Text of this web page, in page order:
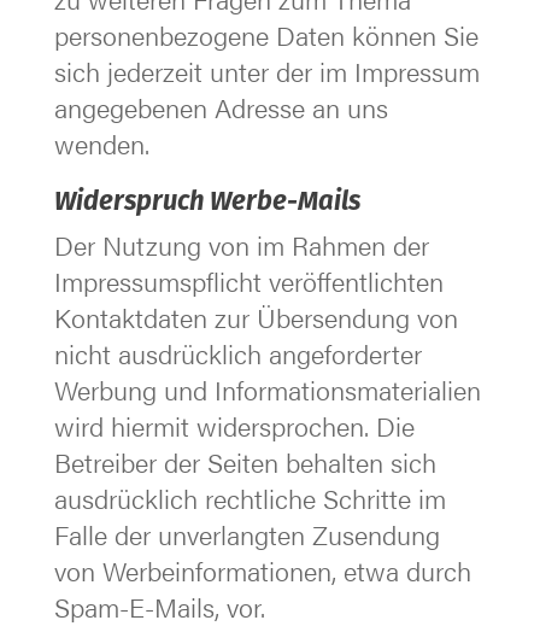
personenbezogene Daten können Sie
sich jederzeit unter der im Impressum
angegebenen Adresse an uns
wenden.
Widerspruch Werbe-Mails
Der Nutzung von im Rahmen der
Impressumspflicht veröffentlichten
Kontaktdaten zur Übersendung von
nicht ausdrücklich angeforderter
Werbung und Informationsmaterialien
wird hiermit widersprochen. Die
Betreiber der Seiten behalten sich
ausdrücklich rechtliche Schritte im
Falle der unverlangten Zusendung
von Werbeinformationen, etwa durch
Spam-E-Mails, vor.